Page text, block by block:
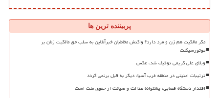
پربیننده ترین ها
مگر مالکیت هم زن و مرد دارد؟ واکنش مخاطبان خبرآنلاین به سلب حق مالکیت زنان بر
موتورسیکلت
ویلای علی کریمی توقیف شد، عکس
ترتیبات امنیتی در منطقه غرب آسیا، دیگر به قبل برنمی گردد
اقتدار دستگاه قضایی، پشتوانه عدالت و صیانت از حقوق ملت است